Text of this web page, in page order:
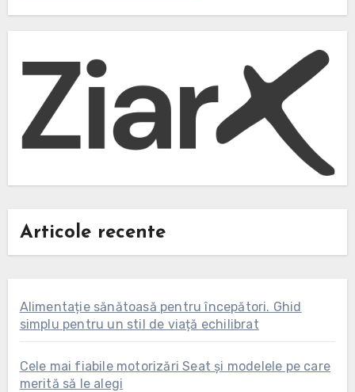
Articole recente
Alimentație sănătoasă pentru începători. Ghid
simplu pentru un stil de viață echilibrat
Cele mai fiabile motorizări Seat și modelele pe care
merită să le alegi